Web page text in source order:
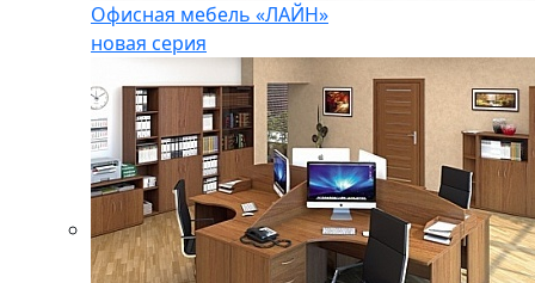
Офисная мебель «ЛАЙН»
новая серия